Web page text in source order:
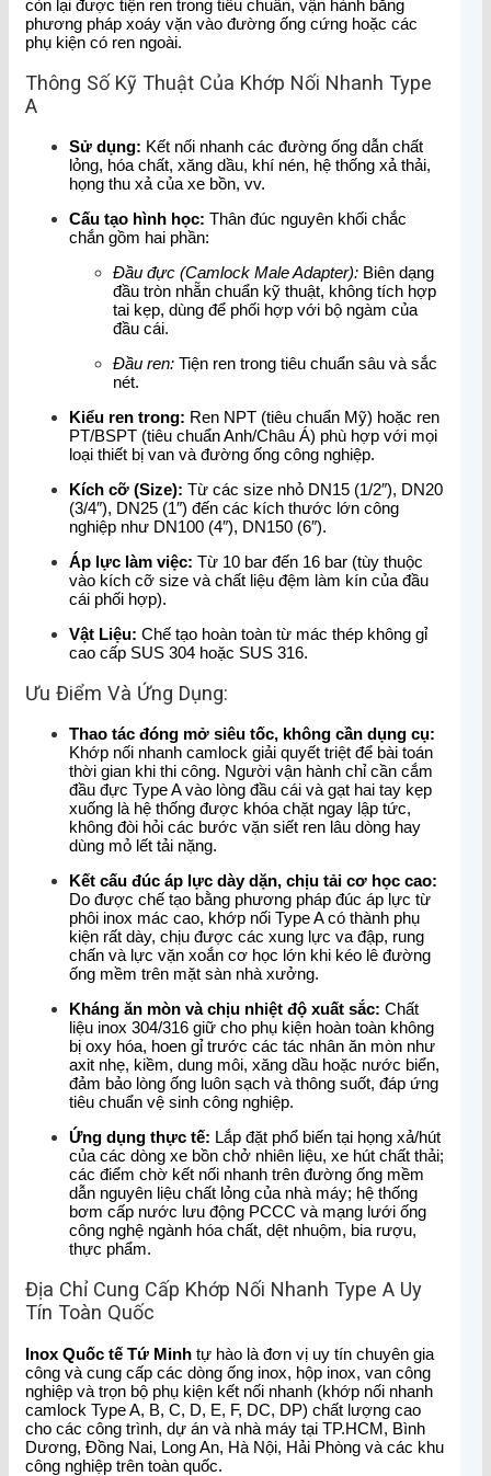
còn lại được tiện ren trong tiêu chuẩn, vận hành bằng
phương pháp xoáy vặn vào đường ống cứng hoặc các
phụ kiện có ren ngoài.
Thông Số Kỹ Thuật Của Khớp Nối Nhanh Type
A
Sử dụng: Kết nối nhanh các đường ống dẫn chất
lỏng, hóa chất, xăng dầu, khí nén, hệ thống xả thải,
họng thu xả của xe bồn, vv.
Cấu tạo hình học: Thân đúc nguyên khối chắc
chắn gồm hai phần:
Đầu đực (Camlock Male Adapter): Biên dạng
đầu tròn nhẵn chuẩn kỹ thuật, không tích hợp
tai kẹp, dùng để phối hợp với bộ ngàm của
đầu cái.
Đầu ren: Tiện ren trong tiêu chuẩn sâu và sắc
nét.
Kiểu ren trong: Ren NPT (tiêu chuẩn Mỹ) hoặc ren
PT/BSPT (tiêu chuẩn Anh/Châu Á) phù hợp với mọi
loại thiết bị van và đường ống công nghiệp.
Kích cỡ (Size): Từ các size nhỏ DN15 (1/2″), DN20
(3/4″), DN25 (1″) đến các kích thước lớn công
nghiệp như DN100 (4″), DN150 (6″).
Áp lực làm việc: Từ 10 bar đến 16 bar (tùy thuộc
vào kích cỡ size và chất liệu đệm làm kín của đầu
cái phối hợp).
Vật Liệu: Chế tạo hoàn toàn từ mác thép không gỉ
cao cấp SUS 304 hoặc SUS 316.
Ưu Điểm Và Ứng Dụng:
Thao tác đóng mở siêu tốc, không cần dụng cụ:
Khớp nối nhanh camlock giải quyết triệt để bài toán
thời gian khi thi công. Người vận hành chỉ cần cắm
đầu đực Type A vào lòng đầu cái và gạt hai tay kẹp
xuống là hệ thống được khóa chặt ngay lập tức,
không đòi hỏi các bước vặn siết ren lâu dòng hay
dùng mỏ lết tải nặng.
Kết cấu đúc áp lực dày dặn, chịu tải cơ học cao:
Do được chế tạo bằng phương pháp đúc áp lực từ
phôi inox mác cao, khớp nối Type A có thành phụ
kiện rất dày, chịu được các xung lực va đập, rung
chấn và lực vặn xoắn cơ học lớn khi kéo lê đường
ống mềm trên mặt sàn nhà xưởng.
Kháng ăn mòn và chịu nhiệt độ xuất sắc: Chất
liệu inox 304/316 giữ cho phụ kiện hoàn toàn không
bị oxy hóa, hoen gỉ trước các tác nhân ăn mòn như
axit nhẹ, kiềm, dung môi, xăng dầu hoặc nước biển,
đảm bảo lòng ống luôn sạch và thông suốt, đáp ứng
tiêu chuẩn vệ sinh công nghiệp.
Ứng dụng thực tế: Lắp đặt phổ biến tại họng xả/hút
của các dòng xe bồn chở nhiên liệu, xe hút chất thải;
các điểm chờ kết nối nhanh trên đường ống mềm
dẫn nguyên liệu chất lỏng của nhà máy; hệ thống
bơm cấp nước lưu động PCCC và mạng lưới ống
công nghệ ngành hóa chất, dệt nhuộm, bia rượu,
thực phẩm.
Địa Chỉ Cung Cấp Khớp Nối Nhanh Type A Uy
Tín Toàn Quốc
Inox Quốc tế Tứ Minh tự hào là đơn vị uy tín chuyên gia
công và cung cấp các dòng ống inox, hộp inox, van công
nghiệp và trọn bộ phụ kiện kết nối nhanh (khớp nối nhanh
camlock Type A, B, C, D, E, F, DC, DP) chất lượng cao
cho các công trình, dự án và nhà máy tại TP.HCM, Bình
Dương, Đồng Nai, Long An, Hà Nội, Hải Phòng và các khu
công nghiệp trên toàn quốc.